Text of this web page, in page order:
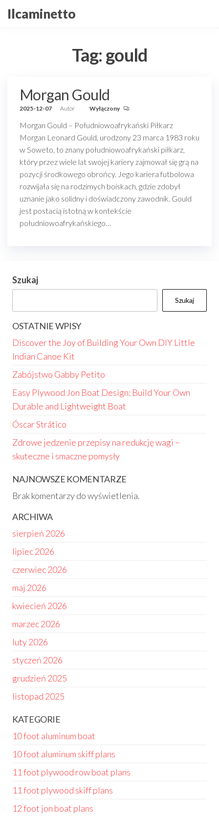
Przejdź
doIlcaminetto
Tag: gould
Morgan Gould
2025-12-07 Autor Wyłączony
Morgan Gould – Południowoafrykański Piłkarz
Morgan Leonard Gould, urodzony 23 marca 1983 roku
w Soweto, to znany południowoafrykański piłkarz,
który przez wiele lat swojej kariery zajmował się grą na
pozycji środkowego obrońcy. Jego kariera futbolowa
rozwijała się na rodzimych boiskach, gdzie zdobył
uznanie jako solidny i doświadczony zawodnik. Gould
jest postacią istotną w kontekście
południowoafrykańskiego…
Szukaj
Szukaj
OSTATNIE WPISY
Discover the Joy of Building Your Own DIY Little
Indian Canoe Kit
Zabójstwo Gabby Petito
Easy Plywood Jon Boat Design: Build Your Own
Durable and Lightweight Boat
Óscar Strático
Zdrowe jedzenie przepisy na redukcję wagi –
skuteczne i smaczne pomysły
NAJNOWSZE KOMENTARZE
Brak komentarzy do wyświetlenia.
ARCHIWA
sierpień 2026
lipiec 2026
czerwiec 2026
maj 2026
kwiecień 2026
marzec 2026
luty 2026
styczeń 2026
grudzień 2025
listopad 2025
KATEGORIE
10 foot aluminum boat
10 foot aluminum skiff plans
11 foot plywood row boat plans
11 foot plywood skiff plans
12 foot jon boat plans